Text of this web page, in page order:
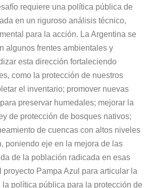
requiere una política pública de
en un riguroso análisis técnico,
para la acción. La Argentina se
algunos frentes ambientales y
esta dirección fortaleciendo
como la protección de nuestros
el inventario; promover nuevas
preservar humedales; mejorar la
de protección de bosques nativos;
de cuencas con altos niveles
poniendo eje en la mejora de las
de la población radicada en esas
proyecto Pampa Azul para articular la
política pública para la protección de